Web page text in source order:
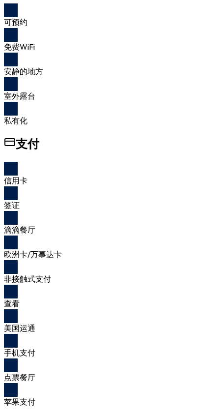
可预约
免费WiFi
安静的地方
室外露台
私有化
支付
信用卡
签证
滴滴餐厅
欧洲卡/万事达卡
非接触式支付
查看
美国运通
手机支付
点票餐厅
苹果支付